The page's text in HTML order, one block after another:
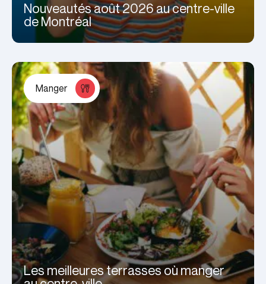
Nouveautés août 2026 au centre-ville
de Montréal
Manger
Les meilleures terrasses où manger